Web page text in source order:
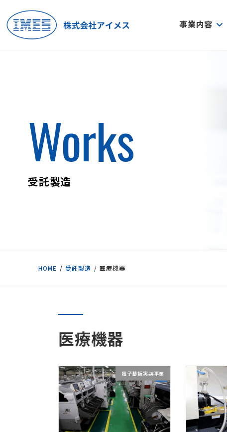
テ
ゲ
事業内容
受託製造
Works
HOME 受託製造 医療機器
医療機器
電子基板実装事業